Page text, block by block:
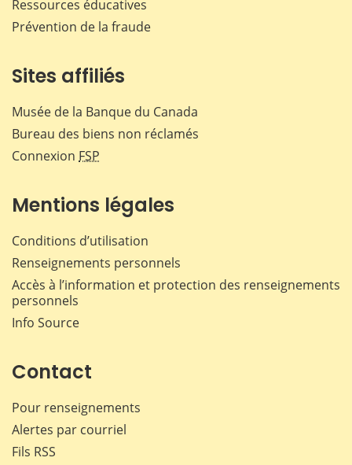
Ressources éducatives
Prévention de la fraude
Sites affiliés
Musée de la Banque du Canada
Bureau des biens non réclamés
Connexion FSP
Mentions légales
Conditions d’utilisation
Renseignements personnels
Accès à l’information et protection des renseignements
personnels
Info Source
Contact
Pour renseignements
Alertes par courriel
Fils RSS